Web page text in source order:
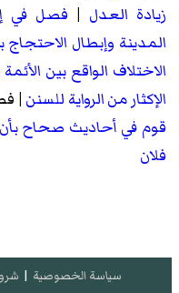
زيادة العدل | فصل في
المدينة وإبطال
الاختلاف الواقع بين
الإكثار من الرواية للسنن |
قوم في أحاديث صحاح بأن
فلان
سياسة الخصوصية |